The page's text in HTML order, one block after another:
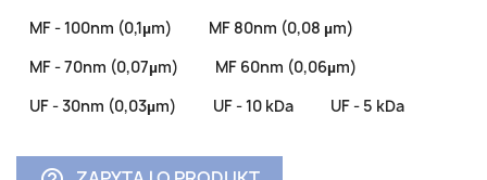
MF - 100nm (0,1µm)
MF 80nm (0,08 µm)
MF - 70nm (0,07µm)
MF 60nm (0,06µm)
UF - 30nm (0,03µm)
UF - 10 kDa UF - 5 kDa